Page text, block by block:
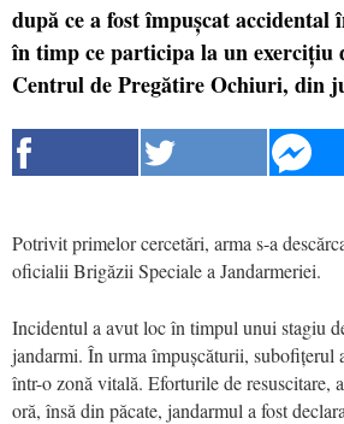
după ce a fost împușcat accidental
în timp ce participa la un exercițiu
Centrul de Pregătire Ochiuri, din
Potrivit primelor cercetări, arma s-a
oficialii Brigăzii Speciale a Jandarmeriei.
Incidentul a avut loc în timpul unui stagiu
jandarmi. În urma împușcăturii, subofițerul
într-o zonă vitală. Eforturile de resuscitare,
oră, însă din păcate, jandarmul a fost